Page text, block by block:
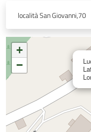
località San Giovanni,70
+
−